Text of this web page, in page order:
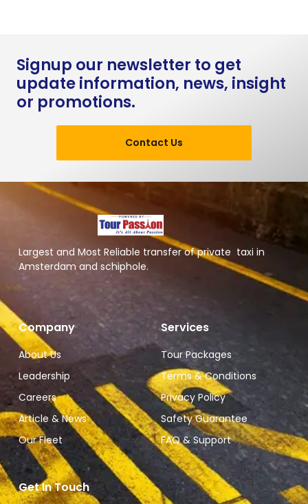
Signup our newsletter to get
update information, news, insight
or promotions.
Contact Us
Largest and Most Reliable transfer of private taxi in
Amsterdam and schiphole.
Company
About Us
Leadership
Careers
Article & News
Our Fleet
Services
Tour Packages
Terms & Conditions
Privacy Policy
Safety Guarantee
FAQ & Support
Get In Touch